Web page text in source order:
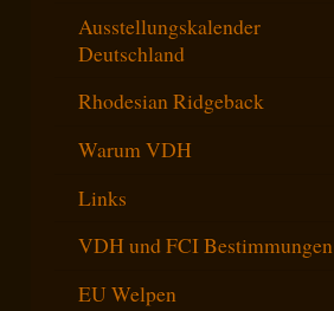
Ausstellungskalender
Deutschland
Rhodesian Ridgeback
Warum VDH
Links
VDH und FCI Bestimmungen
EU Welpen